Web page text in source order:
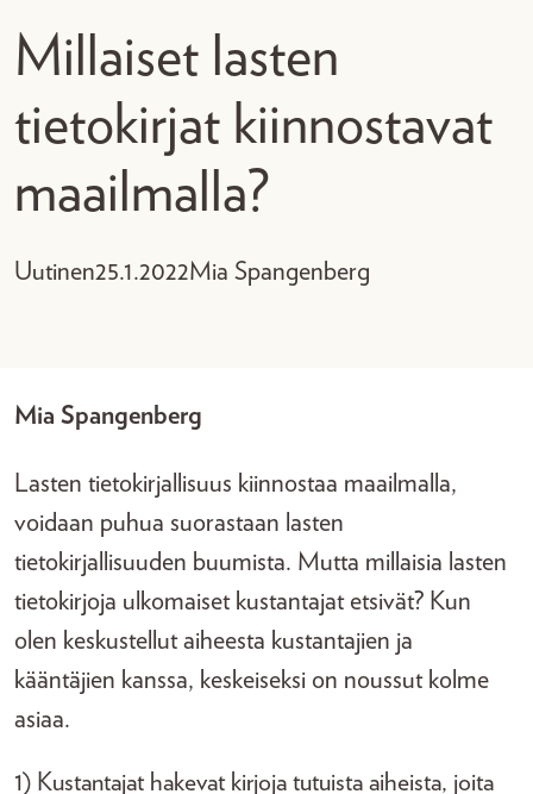
Millaiset lasten
tietokirjat kiinnostavat
maailmalla?
Uutinen25.1.2022Mia Spangenberg
Mia Spangenberg
Lasten tietokirjallisuus kiinnostaa maailmalla,
voidaan puhua suorastaan lasten
tietokirjallisuuden buumista. Mutta millaisia lasten
tietokirjoja ulkomaiset kustantajat etsivät? Kun
olen keskustellut aiheesta kustantajien ja
kääntäjien kanssa, keskeiseksi on noussut kolme
asiaa.
1) Kustantajat hakevat kirjoja tutuista aiheista, joita